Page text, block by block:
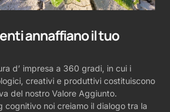
annaffiano il tuo
d’ impresa a 360 gradi, in cui i
creativi e produttivi costituiscono
del nostro Valore Aggiunto.
cognitivo noi creiamo il dialogo tra la